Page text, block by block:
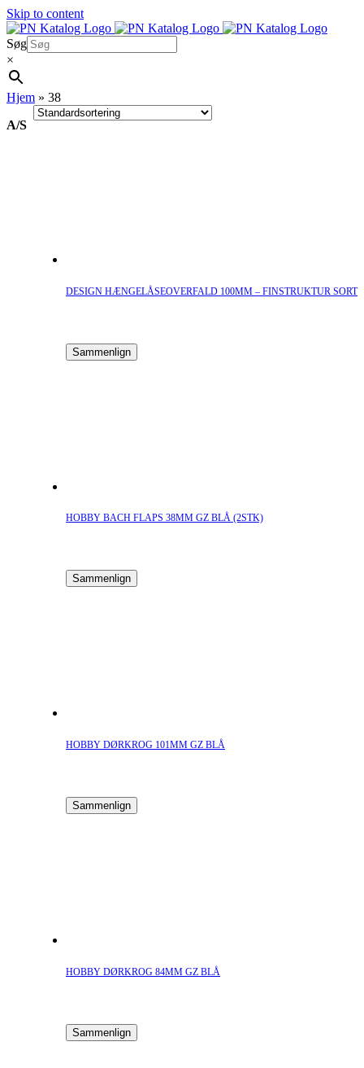
Skip to content
Søg
×
Hjem » 38
DESIGN HÆNGELÅSEOVERFALD 100MM – FINSTRUKTUR SORT
Sammenlign
HOBBY BACH FLAPS 38MM GZ BLÅ (2STK)
Sammenlign
HOBBY DØRKROG 101MM GZ BLÅ
Sammenlign
HOBBY DØRKROG 84MM GZ BLÅ
Sammenlign
A/S